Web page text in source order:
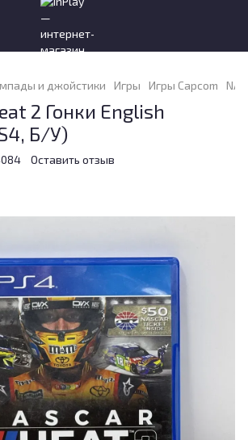
и джойстики Игры Игры Capcom
2 Гонки English
Б/У)
Оставить отзыв